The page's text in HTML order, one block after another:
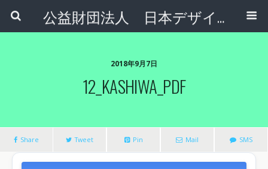
公益財団法人 日本デザインナンバー財団
2018年9月7日
12_KASHIWA_PDF
Share Tweet Pin Mail SMS